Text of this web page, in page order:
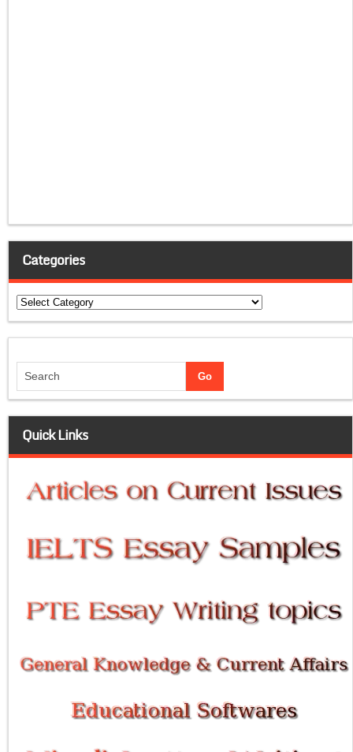
Categories
Categories
Quick Links